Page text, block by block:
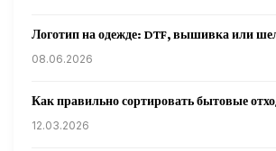
Логотип на одежде: DTF, вышивка или
08.06.2026
Как правильно сортировать бытовые
12.03.2026